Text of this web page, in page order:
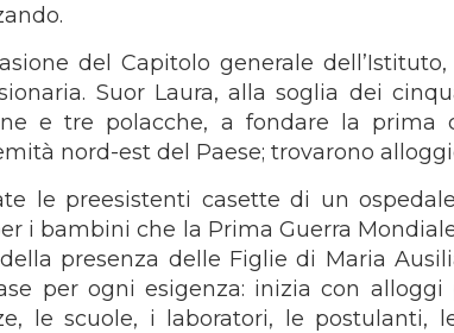
del Capitolo generale
Suor Laura, alla soglia dei
e tre polacche, a fondare la prima
nord-est del Paese; trovarono
le preesistenti casette di un
i bambini che la Prima Guerra
presenza delle Figlie di Maria
per ogni esigenza: inizia con
le scuole, i laboratori, le postulanti,